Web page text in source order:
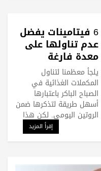
6 فيتامينات يفضل
عدم تناولها على
معدة فارغة
يلجأ معظمنا لتناول
المكملات الغذائية في
الصباح الباكر باعتبارها
أسهل طريقة لتذكرها ضمن
الروتين اليومي. لكن هذا
إقرأ المزيد